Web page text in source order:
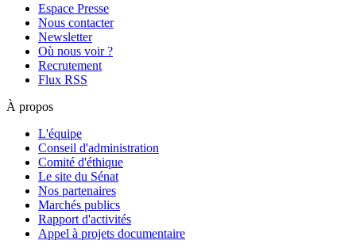
Espace Presse
Nous contacter
Newsletter
Où nous voir ?
Recrutement
Flux RSS
À propos
L'équipe
Conseil d'administration
Comité d'éthique
Le site du Sénat
Nos partenaires
Marchés publics
Rapport d'activités
Appel à projets documentaire